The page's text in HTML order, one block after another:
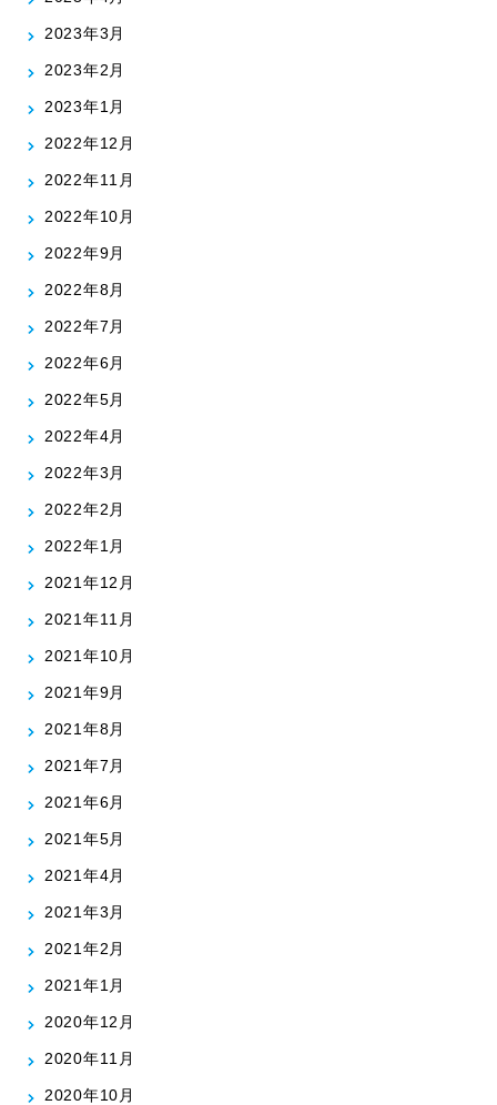
2023年3月
2023年2月
2023年1月
2022年12月
2022年11月
2022年10月
2022年9月
2022年8月
2022年7月
2022年6月
2022年5月
2022年4月
2022年3月
2022年2月
2022年1月
2021年12月
2021年11月
2021年10月
2021年9月
2021年8月
2021年7月
2021年6月
2021年5月
2021年4月
2021年3月
2021年2月
2021年1月
2020年12月
2020年11月
2020年10月